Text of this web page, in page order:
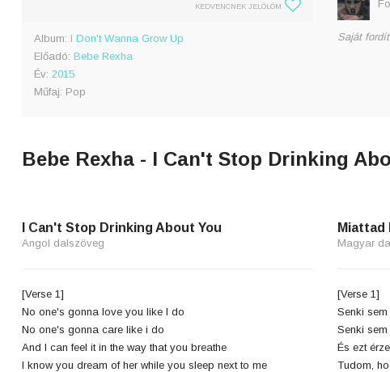
KEDVENCNEK JELÖLÖM
Album: I Don't Wanna Grow Up
Előadó: Bebe Rexha
Év: 2015
Műfaj: Pop
Saját
Bebe Rexha - I Can't Stop Drinking
I Can't Stop Drinking About You
Angol dalszöveg
[Verse 1]
No one's gonna love you like I do
No one's gonna care like i do
And I can feel it in the way that you breathe
I know you dream of her while you sleep next to me
Miattad
Magyar
[Verse 1]
Senki
Senki
És ezt
Tudom,